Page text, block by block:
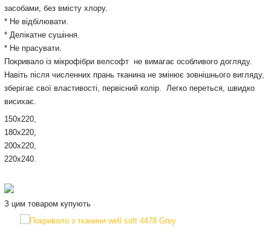
засобами, без вмісту хлору.
* Не відбілювати.
* Делікатне сушіння.
* Не прасувати.
Покривало із мікрофібри велсофт не вимагає особливого догляду.
Навіть після численних прань тканина не змінює зовнішнього вигляду,
зберігає свої властивості, первісний колір. Легко переться, швидко
висихає.
150х220,
180x220,
200х220,
220x240.
З цим товаром купують